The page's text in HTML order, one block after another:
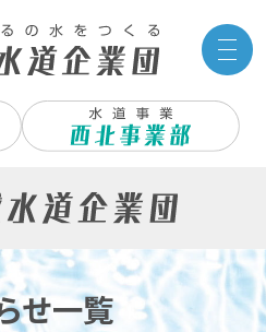
サイ
せ一覧